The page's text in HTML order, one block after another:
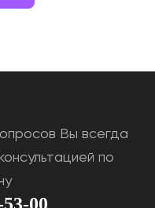
Вы всегда
по